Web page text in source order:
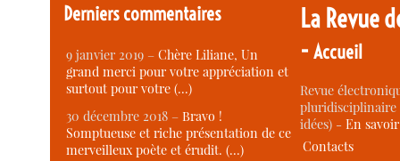
Derniers commentaires
9 janvier 2019 –Chère Liliane, Un
grand merci pour votre appréciation et
surtout pour votre (…)
30 décembre 2018 –Bravo !
Somptueuse et riche présentation de ce
merveilleux poète et érudit. (…)
La Revue
-Accueil
Revue
idées) -En
Contacts